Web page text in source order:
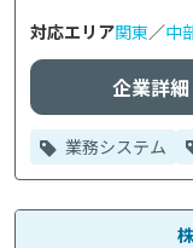
対応エリア関東／中
企業詳細
業務システム